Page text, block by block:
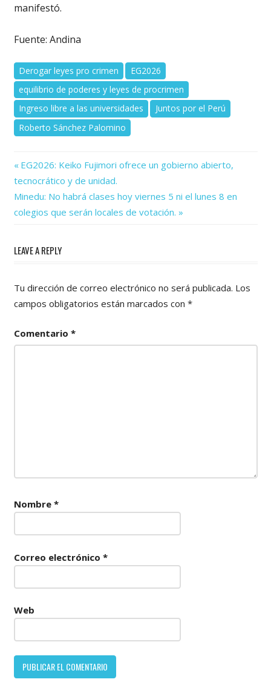
manifestó.
Fuente: Andina
Derogar leyes pro crimen
EG2026
equilibrio de poderes y leyes de procrimen
Ingreso libre a las universidades
Juntos por el Perú
Roberto Sánchez Palomino
Navegación
de
entradas
Previous
Post:
EG2026: Keiko Fujimori ofrece un gobierno abierto,
tecnocrático y de unidad.
Next
Post:
Minedu: No habrá clases hoy viernes 5 ni el lunes 8 en
colegios que serán locales de votación.
LEAVE A REPLY
Tu dirección de correo electrónico no será publicada. Los
campos obligatorios están marcados con *
Comentario *
Nombre *
Correo electrónico *
Web